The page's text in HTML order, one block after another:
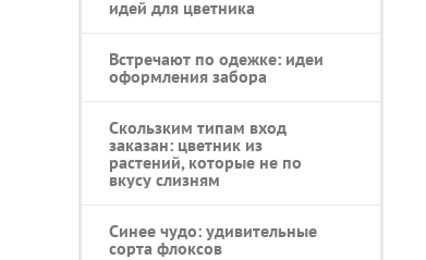
идей для цветника
Встречают по одежке: идеи
оформления забора
Скользким типам вход
заказан: цветник из
растений, которые не по
вкусу слизням
Синее чудо: удивительные
сорта флоксов